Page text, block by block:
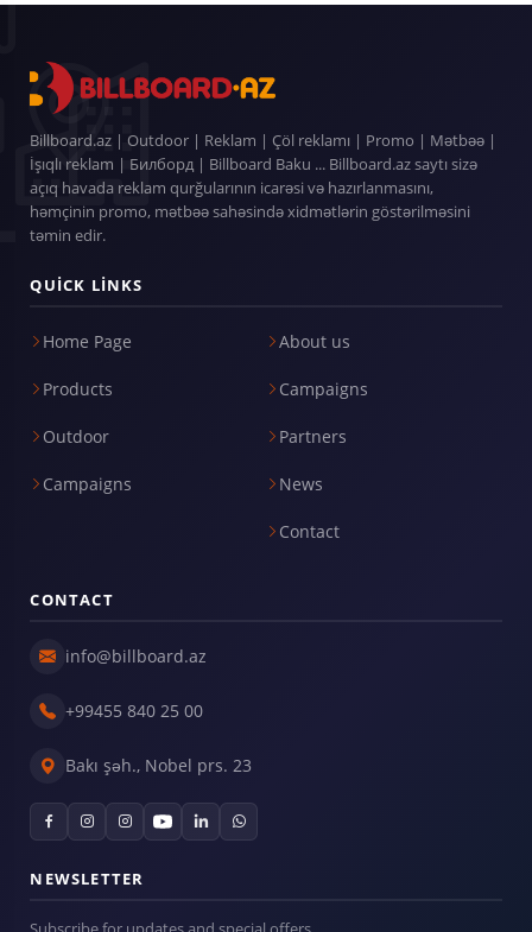
Billboard.az | Outdoor | Reklam | Çöl reklamı | Promo | Mətbəə |
İşıqlı reklam | Билборд | Billboard Baku ... Billboard.az saytı sizə
açıq havada reklam qurğularının icarəsi və hazırlanmasını,
həmçinin promo, mətbəə sahəsində xidmətlərin göstərilməsini
təmin edir.
QUICK LINKS
Home Page
Products
Outdoor
Campaigns
About us
Campaigns
Partners
News
Contact
CONTACT
info@billboard.az
+99455 840 25 00
Bakı şəh., Nobel prs. 23
NEWSLETTER